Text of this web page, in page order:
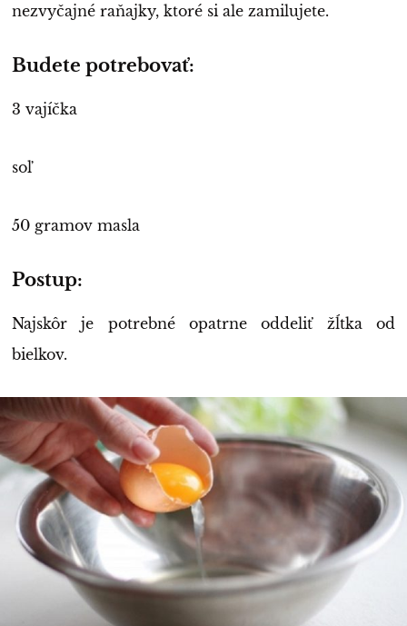
nezvyčajné raňajky, ktoré si ale zamilujete.
Budete potrebovať:
3 vajíčka
soľ
50 gramov masla
Postup:
Najskôr je potrebné opatrne oddeliť žĺtka od
bielkov.